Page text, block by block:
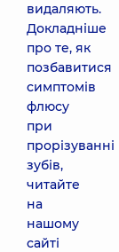
видаляють.
Докладніше
про те, як
позбавитися
симптомів
флюсу
при
прорізуванні
зубів,
читайте
на
нашому
сайті